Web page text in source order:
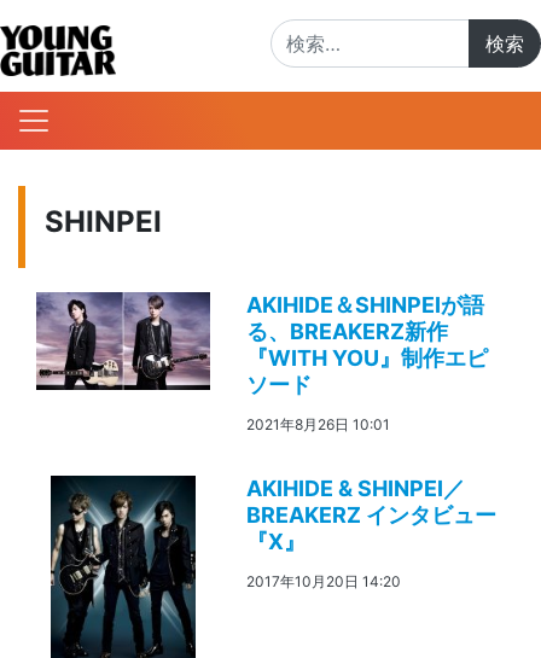
SHINPEI
AKIHIDE＆SHINPEIが語
る、BREAKERZ新作
『WITH YOU』制作エピ
ソード
2021年8月26日 10:01
AKIHIDE & SHINPEI／
BREAKERZ インタビュー
『X』
2017年10月20日 14:20